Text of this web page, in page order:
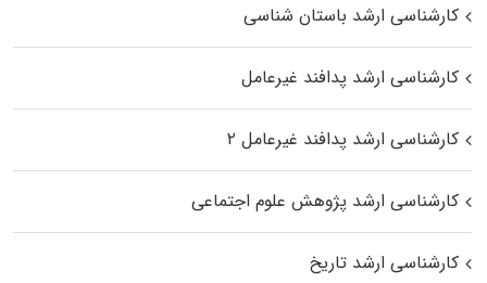
کارشناسی ارشد باستان شناسی
کارشناسی ارشد پدافند غیرعامل
کارشناسی ارشد پدافند غیرعامل ۲
کارشناسی ارشد پژوهش علوم اجتماعی
کارشناسی ارشد تاریخ